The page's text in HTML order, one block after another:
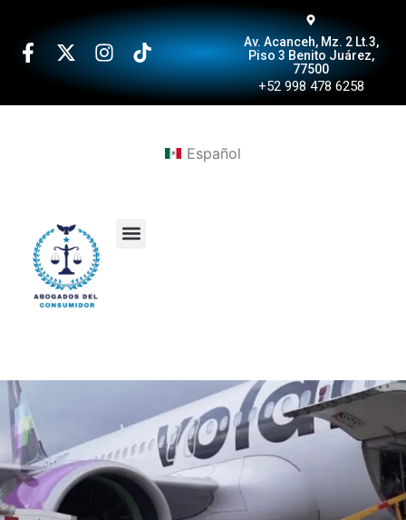
Av. Acanceh, Mz. 2 Lt.3,
Piso 3 Benito Juárez,
77500
+52 998 478 6258
Español